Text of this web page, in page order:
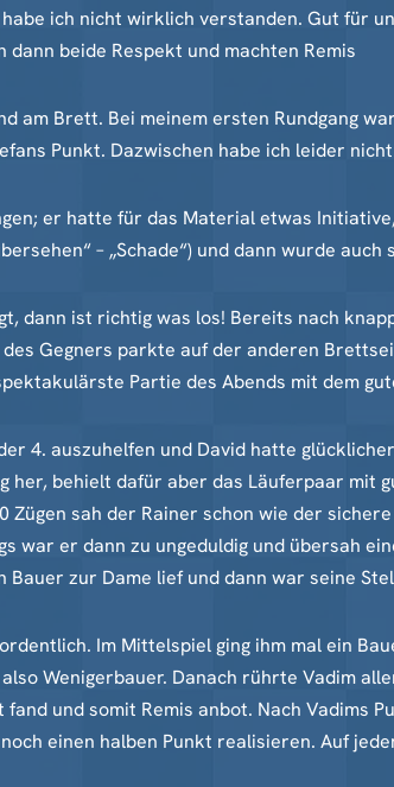
ich nicht wirklich verstanden. Gut für
beide Respekt und machten Remis
am Brett. Bei meinem ersten Rundgang
Punkt. Dazwischen habe ich leider
er hatte für das Material etwas
– „Schade“) und dann wurde
dann ist richtig was los! Bereits nach
Gegners parkte auf der anderen
Partie des Abends mit dem
4. auszuhelfen und David hatte
behielt dafür aber das Läuferpaar mit
sah der Rainer schon wie der
er dann zu ungeduldig und übersah
zur Dame lief und dann war seine
Im Mittelspiel ging ihm mal ein
Wenigerbauer. Danach rührte Vadim
und somit Remis anbot. Nach Vadims
einen halben Punkt realisieren. Auf